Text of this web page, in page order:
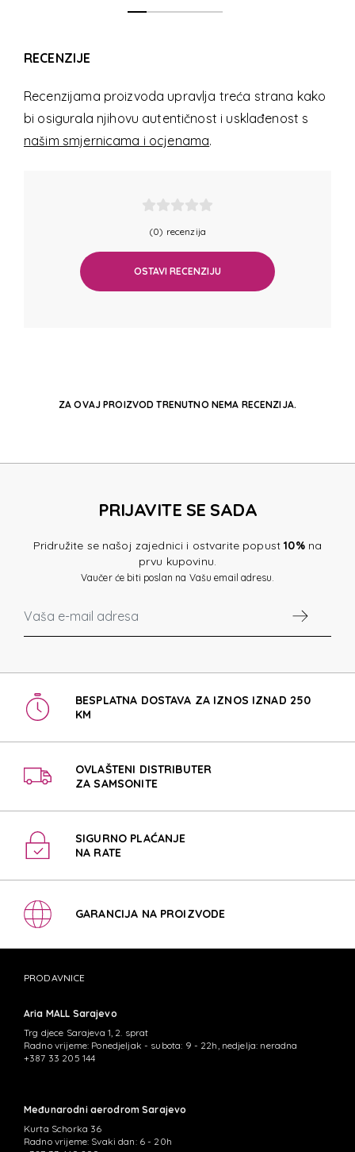
RECENZIJE
Recenzijama proizvoda upravlja treća strana kako
bi osigurala njihovu autentičnost i usklađenost s
našim smjernicama i ocjenama.
(0) recenzija
OSTAVI RECENZIJU
ZA OVAJ PROIZVOD TRENUTNO NEMA RECENZIJA.
PRIJAVITE SE SADA
Pridružite se našoj zajednici i ostvarite popust10%na
prvu kupovinu.
Vaučer će biti poslan na Vašu email adresu.
BESPLATNA DOSTAVA ZA IZNOS IZNAD 250
KM
OVLAŠTENI DISTRIBUTER
ZA SAMSONITE
SIGURNO PLAĆANJE
NA RATE
GARANCIJA NA PROIZVODE
PRODAVNICE
Aria MALL Sarajevo
Trg djece Sarajeva 1, 2. sprat
Radno vrijeme: Ponedjeljak - subota: 9 - 22h, nedjelja: neradna
+387 33 205 144
Međunarodni aerodrom Sarajevo
Kurta Schorka 36
Radno vrijeme: Svaki dan: 6 - 20h